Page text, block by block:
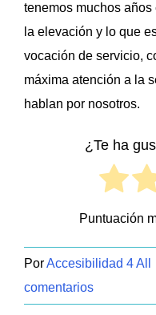
tenemos muchos
la elevación y lo que
vocación de servicio,
máxima atención a la
hablan por nosotros.
¿Te ha
Puntuación
PorAccesibilidad 4 All
comentarios